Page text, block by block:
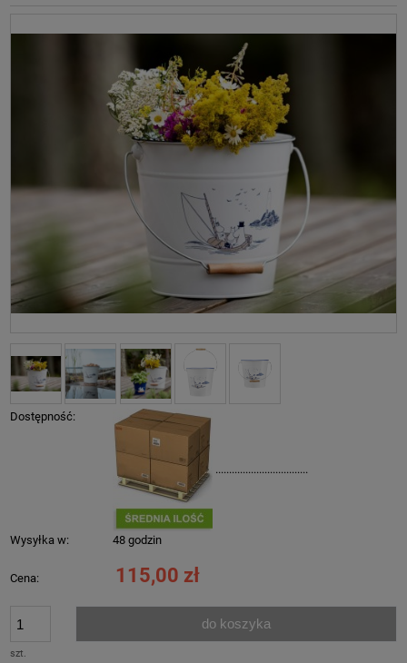
Dostępność:
..................................
Wysyłka w: 48 godzin
Cena: 115,00 zł
szt.
do koszyka